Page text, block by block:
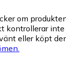
om
kontrollerar
eller köpt